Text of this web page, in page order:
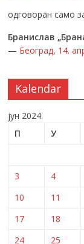
одговоран само
Бранислав
— Београд, 14.
Kalendar
јун 2024.
П
У
3
4
10
11
17
18
24
25